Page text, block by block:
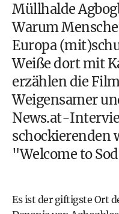
Müllhalde
Warum
Europa
Weiße dort mit
erzählen die
Weigensamer
News.at-
schockierenden
"Welcome to
Es ist der giftigste Ort